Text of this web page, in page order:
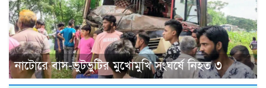
নাটোরে বাস-ভুটভুটির মুখোমুখি সংঘর্ষে নিহত ৩